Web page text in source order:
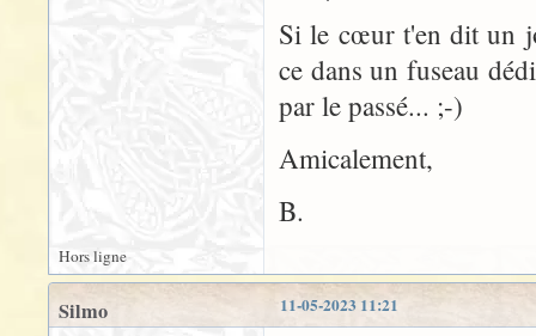
Si le cœur t'en dit un
ce dans un fuseau
par le passé... ;-)
Amicalement,
B.
Hors ligne
11-05-2023 11:21
Silmo